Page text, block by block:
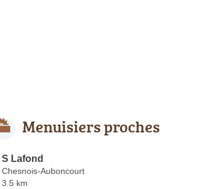
Menuisiers proches
S Lafond
Chesnois-Auboncourt
3.5 km